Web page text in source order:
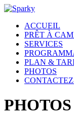
ACCUEIL
PRÊT À
SERVICES
PLAN &
PHOTOS
PHOTOS